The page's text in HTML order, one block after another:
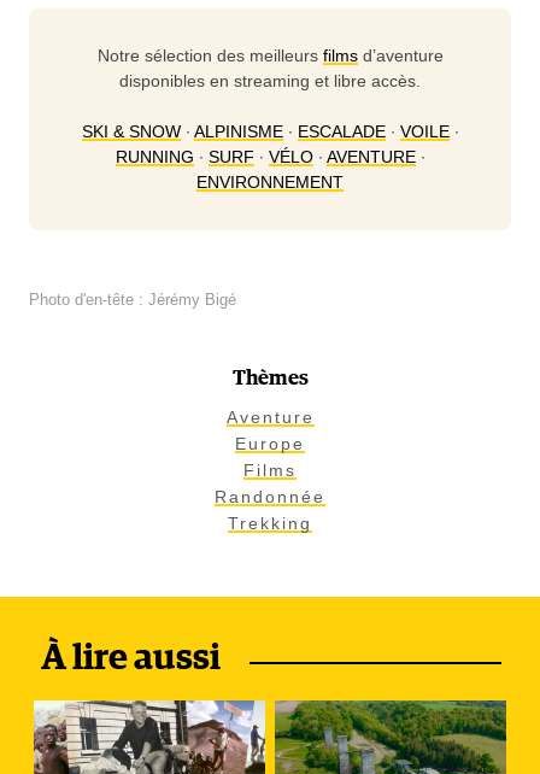
Notre sélection des meilleurs filmsd’aventure
disponibles en streaming et libre accès.
SKI & SNOW∙ ALPINISME∙ ESCALADE∙ VOILE∙
RUNNING ∙ SURF ∙ VÉLO∙ AVENTURE∙
ENVIRONNEMENT
Photo d'en-tête : Jérémy Bigé
Thèmes
Aventure
Europe
Films
Randonnée
Trekking
À lire aussi